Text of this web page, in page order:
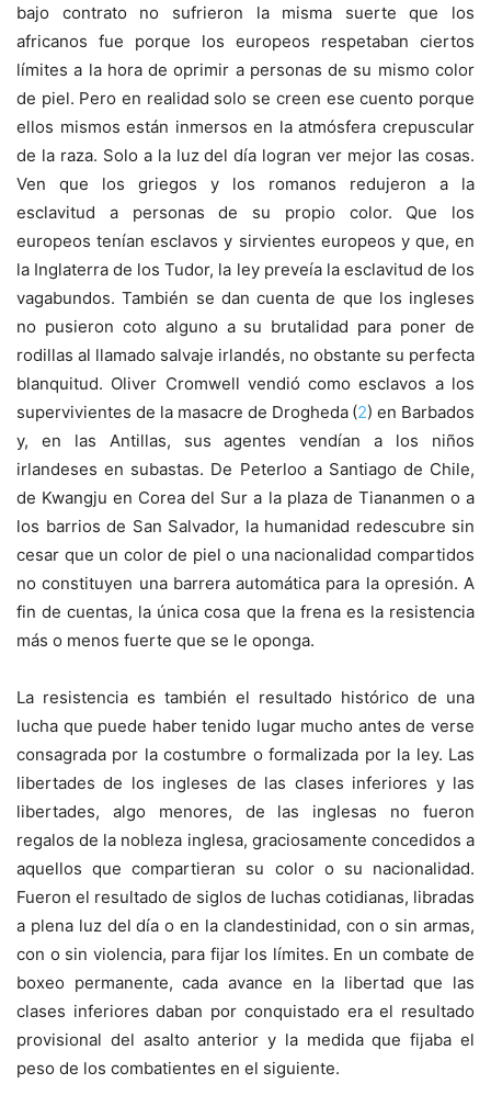
bajo contrato no sufrieron la misma suerte que los
africanos fue porque los europeos respetaban ciertos
límites a la hora de oprimir a personas de su mismo color
de piel. Pero en realidad solo se creen ese cuento porque
ellos mismos están inmersos en la atmósfera crepuscular
de la raza. Solo a la luz del día logran ver mejor las cosas.
Ven que los griegos y los romanos redujeron a la
esclavitud a personas de su propio color. Que los
europeos tenían esclavos y sirvientes europeos y que, en
la Inglaterra de los Tudor, la ley preveía la esclavitud de los
vagabundos. También se dan cuenta de que los ingleses
no pusieron coto alguno a su brutalidad para poner de
rodillas al llamado salvaje irlandés, no obstante su perfecta
blanquitud. Oliver Cromwell vendió como esclavos a los
supervivientes de la masacre de Drogheda (2) en Barbados
y, en las Antillas, sus agentes vendían a los niños
irlandeses en subastas. De Peterloo a Santiago de Chile,
de Kwangju en Corea del Sur a la plaza de Tiananmen o a
los barrios de San Salvador, la humanidad redescubre sin
cesar que un color de piel o una nacionalidad compartidos
no constituyen una barrera automática para la opresión. A
fin de cuentas, la única cosa que la frena es la resistencia
más o menos fuerte que se le oponga.
La resistencia es también el resultado histórico de una
lucha que puede haber tenido lugar mucho antes de verse
consagrada por la costumbre o formalizada por la ley. Las
libertades de los ingleses de las clases inferiores y las
libertades, algo menores, de las inglesas no fueron
regalos de la nobleza inglesa, graciosamente concedidos a
aquellos que compartieran su color o su nacionalidad.
Fueron el resultado de siglos de luchas cotidianas, libradas
a plena luz del día o en la clandestinidad, con o sin armas,
con o sin violencia, para fijar los límites. En un combate de
boxeo permanente, cada avance en la libertad que las
clases inferiores daban por conquistado era el resultado
provisional del asalto anterior y la medida que fijaba el
peso de los combatientes en el siguiente.